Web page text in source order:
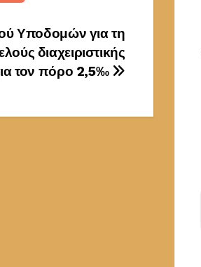
Υποδομών για τη
διαχειριστικής
τον πόρο 2,5‰